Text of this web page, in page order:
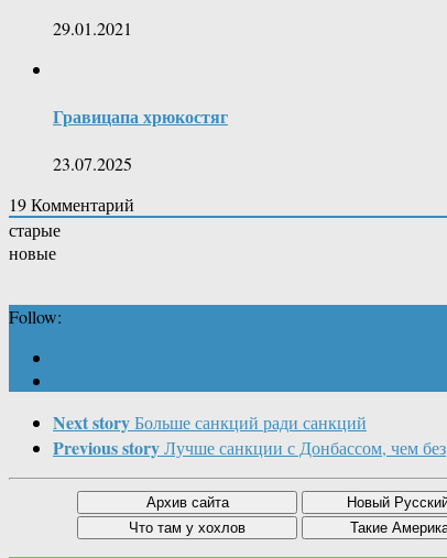
29.01.2021
Гравицапа хрюкостяг
23.07.2025
19Комментарий
старые
новые
Follow:
Next storyБольше санкций ради санкций
Previous storyЛучше санкции с Донбассом, чем без